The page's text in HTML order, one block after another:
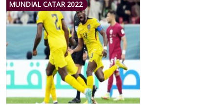
MUNDIAL CATAR 2022